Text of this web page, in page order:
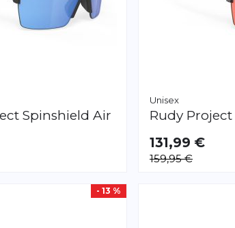
Spinshield Air
Unisex
Rudy Project
131,99 €
159,95 €
- 13 %